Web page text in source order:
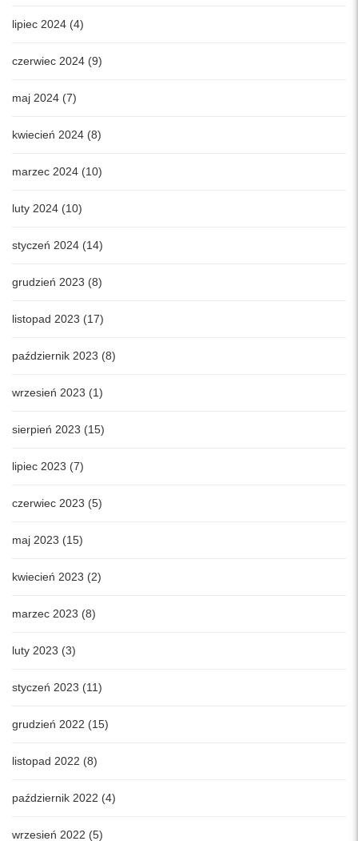
lipiec 2024 (4)
czerwiec 2024 (9)
maj 2024 (7)
kwiecień 2024 (8)
marzec 2024 (10)
luty 2024 (10)
styczeń 2024 (14)
grudzień 2023 (8)
listopad 2023 (17)
październik 2023 (8)
wrzesień 2023 (1)
sierpień 2023 (15)
lipiec 2023 (7)
czerwiec 2023 (5)
maj 2023 (15)
kwiecień 2023 (2)
marzec 2023 (8)
luty 2023 (3)
styczeń 2023 (11)
grudzień 2022 (15)
listopad 2022 (8)
październik 2022 (4)
wrzesień 2022 (5)